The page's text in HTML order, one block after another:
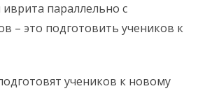
параллельно с
– это подготовить учеников к
учеников к новому